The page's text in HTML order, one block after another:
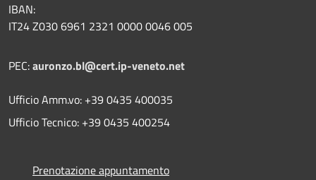
IBAN:
IT24 Z030 6961 2321 0000 0046 005
PEC:auronzo.bl@cert.ip-veneto.net
Ufficio Amm.vo: +39 0435 400035
Ufficio Tecnico: +39 0435 400254
Prenotazione appuntamento